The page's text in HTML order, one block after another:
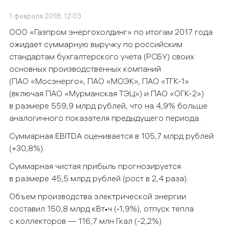
1 февраля 2018, 12:03
ООО «Газпром энергохолдинг» по итогам 2017 года
ожидает суммарную выручку по российским
стандартам бухгалтерского учета (РСБУ) своих
основных производственных компаний
(ПАО «Мосэнерго», ПАО «МОЭК», ПАО «ТГК-1»
(включая ПАО «Мурманская ТЭЦ») и ПАО «ОГК-2»)
в размере 559,9 млрд рублей, что на 4,9% больше
аналогичного показателя предыдущего периода.
Суммарная EBITDA оценивается в 105,7 млрд рублей
(+30,8%).
Суммарная чистая прибыль прогнозируется
в размере 45,5 млрд рублей (рост в 2,4 раза).
Объем производства электрической энергии
составил 150,8 млрд кВт•ч (‑1,9%), отпуск тепла
с коллекторов — 116,7 млн Гкал (-2,2%).